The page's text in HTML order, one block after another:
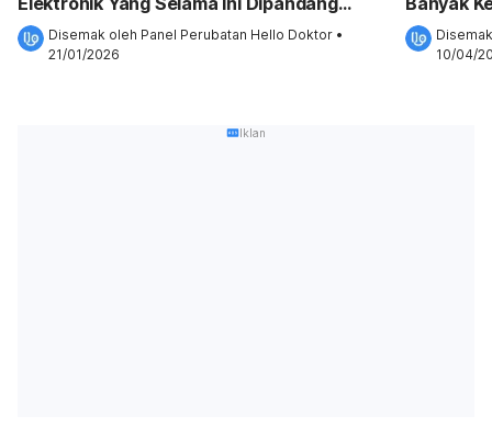
RinganDisemak oleh Panel Perubatan Hello Doktor •
21/01/2026
Kebaikan!
10/04/
Iklan